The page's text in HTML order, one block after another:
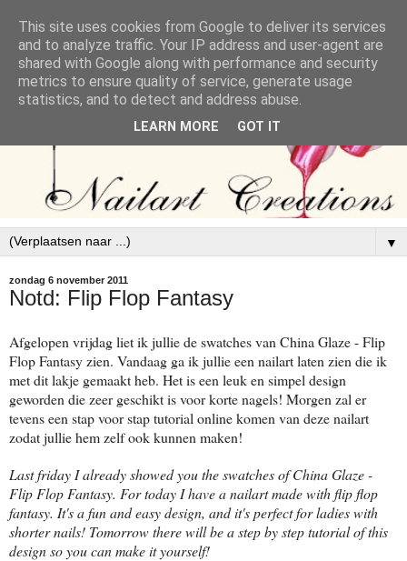
▼
zondag 6 november 2011
Notd: Flip Flop Fantasy
Afgelopen vrijdag liet ik jullie de swatches van China Glaze - Flip
Flop Fantasy zien. Vandaag ga ik jullie een nailart laten zien die ik
met dit lakje gemaakt heb. Het is een leuk en simpel design
geworden die zeer geschikt is voor korte nagels! Morgen zal er
tevens een stap voor stap tutorial online komen van deze nailart
zodat jullie hem zelf ook kunnen maken!
Last friday I already showed you the swatches of China Glaze -
Flip Flop Fantasy. For today I have a nailart made with flip flop
fantasy. It's a fun and easy design, and it's perfect for ladies with
shorter nails! Tomorrow there will be a step by step tutorial of this
design so you can make it yourself!
This site uses cookies from Google to deliver its services
and to analyze traffic. Your IP address and user-agent are
shared with Google along with performance and security
metrics to ensure quality of service, generate usage
statistics, and to detect and address abuse.
LEARN MORE GOT IT